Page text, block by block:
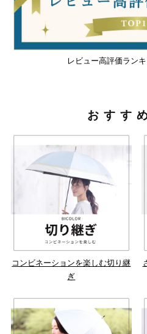
レビュー高評価ラン
おすす
コンビネーションを楽しむ切り継
ぎ